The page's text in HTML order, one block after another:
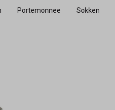
Portemonnee Sokken